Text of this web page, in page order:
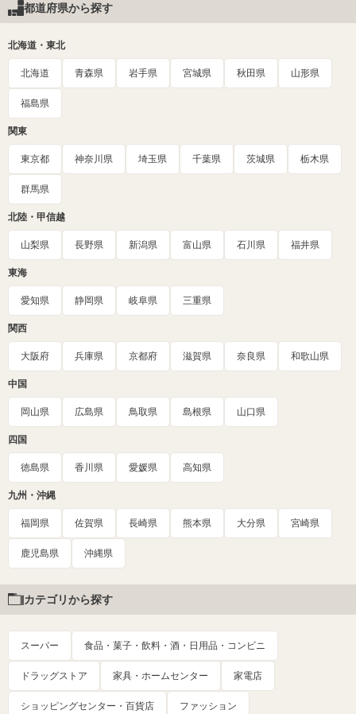
都道府県から探す
北海道・東北
北海道 青森県 岩手県 宮城県 秋田県 山形県
福島県
関東
東京都 神奈川県 埼玉県 千葉県 茨城県 栃木県
群馬県
北陸・甲信越
山梨県 長野県 新潟県 富山県 石川県 福井県
東海
愛知県 静岡県 岐阜県 三重県
関西
大阪府 兵庫県 京都府 滋賀県 奈良県 和歌山県
中国
岡山県 広島県 鳥取県 島根県 山口県
四国
徳島県 香川県 愛媛県 高知県
九州・沖縄
福岡県 佐賀県 長崎県 熊本県 大分県 宮崎県
鹿児島県 沖縄県
カテゴリから探す
スーパー 食品・菓子・飲料・酒・日用品・コンビニ
ドラッグストア 家具・ホームセンター 家電店
ショッピングセンター・百貨店 ファッション